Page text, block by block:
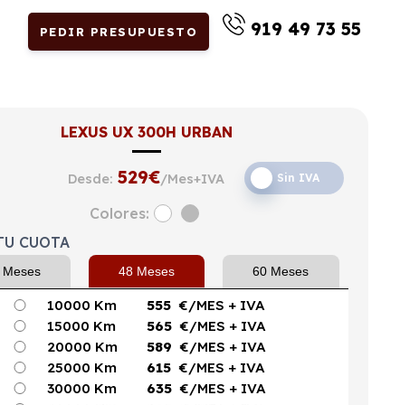
PEDIR PRESUPUESTO 919 49 73 55
LEXUS UX 300H URBAN
Desde: 529€/Mes+IVA Sin IVA
Colores:
CUOTA
Meses 48 Meses 60 Meses
10000 Km 555 €/MES + IVA
15000 Km
565 €/MES + IVA
20000 Km
589 €/MES + IVA
25000 Km
615 €/MES + IVA
30000 Km
635 €/MES + IVA